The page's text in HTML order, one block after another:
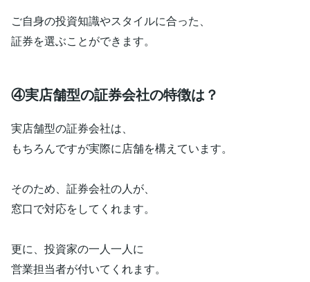
ご自身の投資知識やスタイルに合った、
証券を選ぶことができます。
④実店舗型の証券会社の特徴は？
実店舗型の証券会社は、
もちろんですが実際に店舗を構えています。
そのため、証券会社の人が、
窓口で対応をしてくれます。
更に、投資家の一人一人に
営業担当者が付いてくれます。